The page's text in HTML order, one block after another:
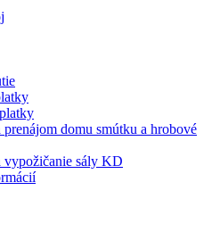
prenájom domu smútku a hrobové
vypožičanie sály KD